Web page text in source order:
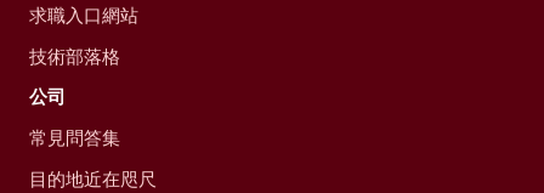
求職入口網站
技術部落格
公司
常見問答集
目的地近在咫尺